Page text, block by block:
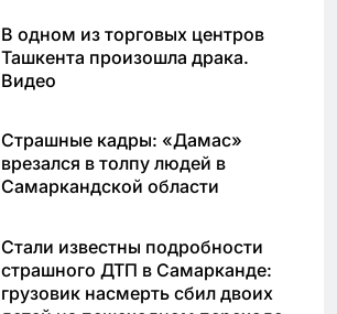
В одном из торговых центров
Ташкента произошла драка.
Видео
Страшные кадры: «Дамас»
врезался в толпу людей в
Самаркандской области
Стали известны подробности
страшного ДТП в Самарканде:
грузовик насмерть сбил двоих